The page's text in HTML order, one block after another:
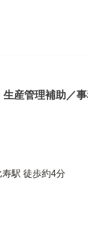
生産管理補助／
駅 徒歩約4分